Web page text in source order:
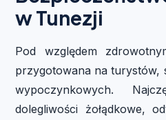
w Tunezji
Pod względem
przygotowana na turystów,
wypoczynkowych.
dolegliwości żołądkowe,